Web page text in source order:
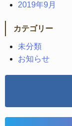
2019年9月
カテゴリー
未分類
お知らせ